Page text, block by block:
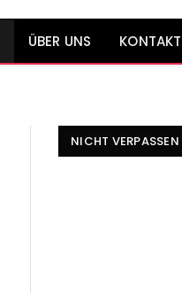
ÜBER UNS
NICHT VERPASSEN